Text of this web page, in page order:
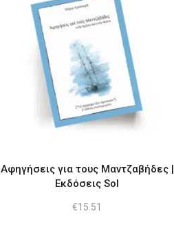
Αφηγήσεις για τους Μαντζαβήδες |
Εκδόσεις Sol
€15.51